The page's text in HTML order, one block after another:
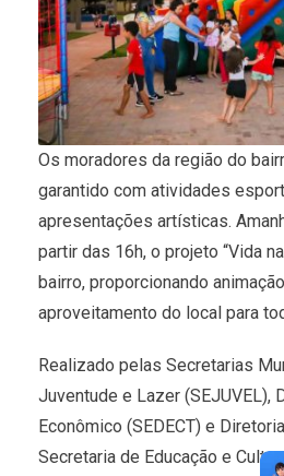
Os moradores da região do
garantido com atividades
apresentações artísticas.
partir das 16h, o projeto “Vida
bairro, proporcionando
aproveitamento do local para
Realizado pelas Secretarias
Juventude e Lazer (SEJUVEL),
Econômico (SEDECT) e
Secretaria de Educação e